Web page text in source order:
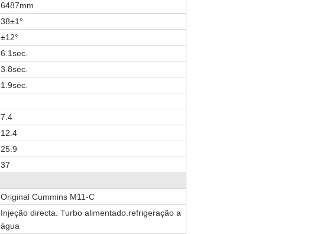
6487mm
38±1°
±12°
6.1sec.
3.8sec.
1.9sec.
7.4
12.4
25.9
37
Original Cummins M11-C
Injeção directa. Turbo alimentado.refrigeração a
água